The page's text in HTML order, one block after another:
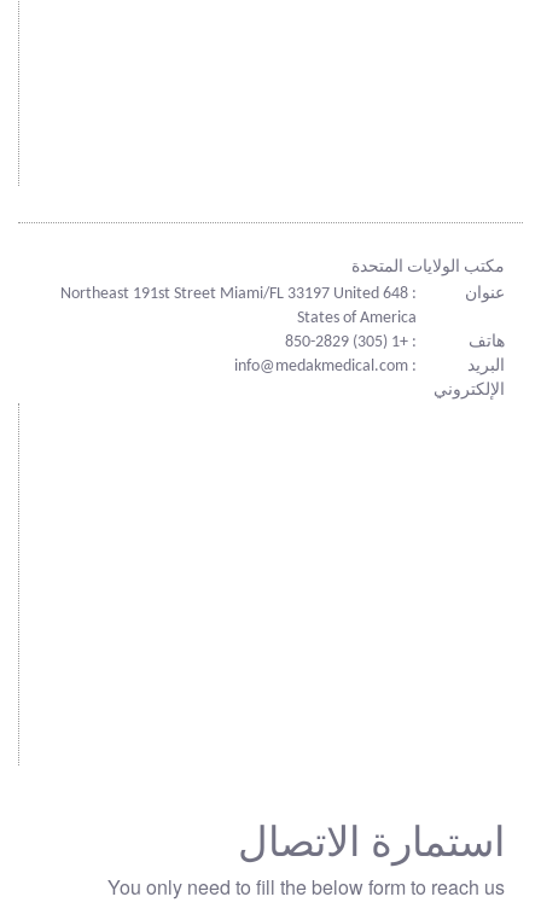
مكتب الولايات المتحدة
عنوان
: 648 Northeast 191st Street Miami/FL 33197 United
States of America
هاتف
: +1 (305) 850-2829
البريد
الإلكتروني
: info@medakmedical.com
استمارة الاتصال
You only need to fill the below form to reach us